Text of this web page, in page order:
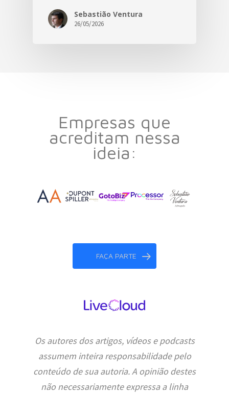
Sebastião Ventura
26/05/2026
Empresas que
acreditam nessa
ideia:
FAÇA PARTE
Os autores dos artigos, vídeos e podcasts
assumem inteira responsabilidade pelo
conteúdo de sua autoria. A opinião destes
não necessariamente expressa a linha